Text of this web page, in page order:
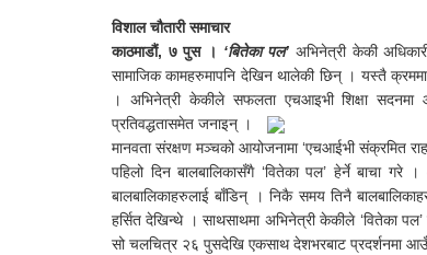
विशाल चौतारी समाचार
काठमाडौं, ७ पुस । ‘बितेका पल’ अभिनेत्री केकी
सामाजिक कामहरुमापनि देखिन थालेकी छिन् । यस्तै
। अभिनेत्री केकीले सफलता एचआइभी शिक्षा
प्रतिवद्धतासमेत जनाइन् ।
मानवता संरक्षण मञ्चको आयोजनामा ‘एचआईभी संक्रमित
पहिलो दिन बालबालिकासँगै ‘वितेका पल’ हेर्ने बाचा
बालबालिकाहरुलाई बाँडिन् । निकै समय तिनै
हर्सित देखिन्थे । साथसाथमा अभिनेत्री केकीले ‘वितेका
सो चलचित्र २६ पुसदेखि एकसाथ देशभरबाट प्रदर्शनमा